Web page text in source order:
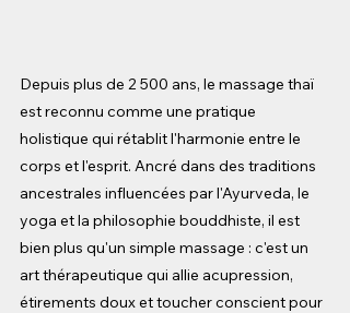
Depuis plus de 2 500 ans, le massage thaï
est reconnu comme une pratique
holistique qui rétablit l'harmonie entre le
corps et l'esprit. Ancré dans des traditions
ancestrales influencées par l'Ayurveda, le
yoga et la philosophie bouddhiste, il est
bien plus qu'un simple massage : c'est un
art thérapeutique qui allie acupression,
étirements doux et toucher conscient pour